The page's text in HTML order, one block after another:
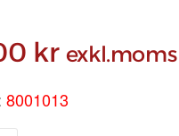
kr exkl.moms
8001013